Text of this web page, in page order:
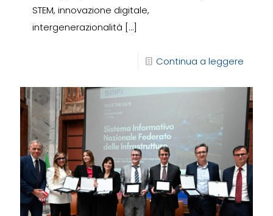
STEM, innovazione digitale,
intergenerazionalità […]
Continua a leggere